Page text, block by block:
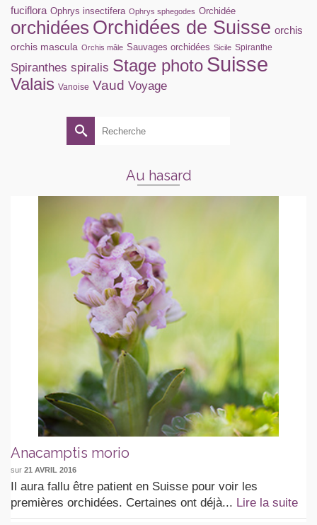
fuciflora Ophrys insectifera Ophrys sphegodes Orchidée
orchidées Orchidées de Suisse orchis
orchis mascula Orchis mâle Sauvages orchidées Sicile Spiranthe
Spiranthes spiralis Stage photo Suisse
Valais Vanoise Vaud Voyage
Rechercher :
Au hasard
Anacamptis morio
sur 21 AVRIL 2016
Il aura fallu être patient en Suisse pour voir les
premières orchidées. Certaines ont déjà... Lire la suite